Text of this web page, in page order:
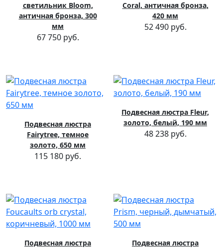
светильник Bloom,
античная бронза, 300
мм
67 750 руб.
Coral, античная бронза,
420 мм
52 490 руб.
Подвесная люстра
Fairytree, темное
золото, 650 мм
115 180 руб.
Подвесная люстра Fleur,
золото, белый, 190 мм
48 238 руб.
Подвесная люстра
Подвесная люстра